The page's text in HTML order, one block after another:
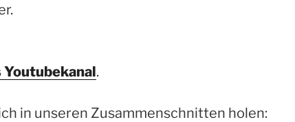
Youtubekanal.
in unseren Zusammenschnitten holen: